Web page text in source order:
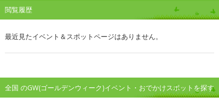
閲覧履歴
最近見たイベント＆スポットページはありません。
全国 のGW(ゴールデンウィーク)イベント・おでかけスポットを探す